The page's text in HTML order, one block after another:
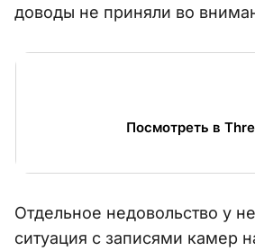
доводы не приняли во
Посмотреть в
Отдельное недовольство у
ситуация с записями камер